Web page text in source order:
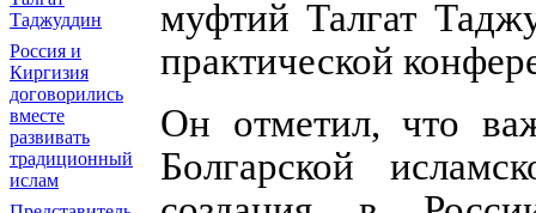
Таджуддин
Россия и
Киргизия
договорились
вместе
развивать
традиционный
ислам
муфтий Талгат
практической
Он отметил, что
Болгарской